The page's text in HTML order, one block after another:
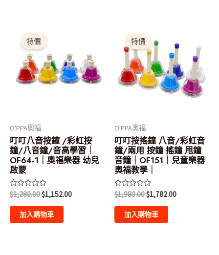
特價
O'PPA奧福
叮叮八音按鐘 /彩虹按
鐘/八音鐘/音高學習｜
OF64-1｜奧福樂器 幼兒
啟蒙
評
分
0
分
$1,280.00
始
價
格：
$1,280.00。
$1,152.00
格：
$1,152.00。
加入購物車
特價
O'PPA奧福
叮叮按搖鐘 八音/彩虹音
鐘/兩用 按鐘 搖鐘 甩鐘
音鐘｜OF151｜兒童樂器
奧福教學｜
評
分
0
分
$1,980.00
始
價
格：
$1,980.00。
$1,782.00
價
格：
$1,782.00。
加入購物車